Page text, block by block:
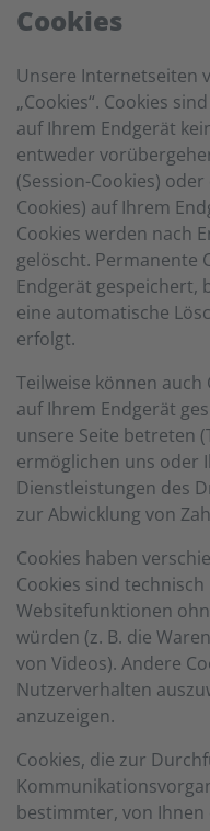
Cookies
Unsere Internetseiten
„Cookies“. Cookies
auf Ihrem Endgerät
entweder
(Session-Cookies)
Cookies) auf Ihrem
Cookies werden nach
gelöscht. Permanente
Endgerät gespeichert,
eine automatische
erfolgt.
Teilweise können
auf Ihrem Endgerät
unsere Seite betreten
ermöglichen uns oder
Dienstleistungen des
zur Abwicklung von
Cookies haben
Cookies sind
Websitefunktionen
würden (z. B. die
von Videos). Andere
Nutzerverhalten
anzuzeigen.
Cookies, die zur
bestimmter, von Ihnen